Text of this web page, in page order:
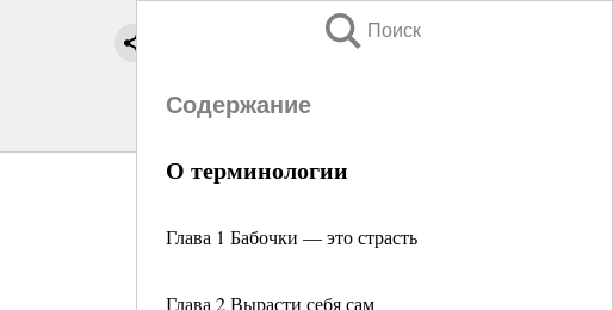
Поиск
Содержание
О терминологии
Глава 1 Бабочки — это страсть
Глава 2 Вырасти себя сам